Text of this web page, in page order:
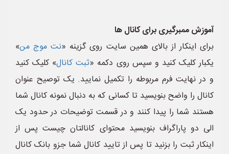
آموزش ممبرگیری برای کانال ها
برای اینکار از بالای همین سایت روی گزینه «نت موج من»
یکبار کلیک کنید و سپس روی دکمه «ثبت کانال» کلیک کنید
و در نهایت فرم مربوطه را تکمیل نمایید. یک توصیح عنوان
کانال را واضح بنویسید تا کسانی که به دنبال نمونه کانال شما
هستند شما را پیدا کنند و در قسمت توضیحات در حدود یک
الی دو پاراگراف بنویسید محتوای کانالتان چیست پس از
اینکار ثبت را بزنید تا پس از تایید کانال شما جزو بانک کانال